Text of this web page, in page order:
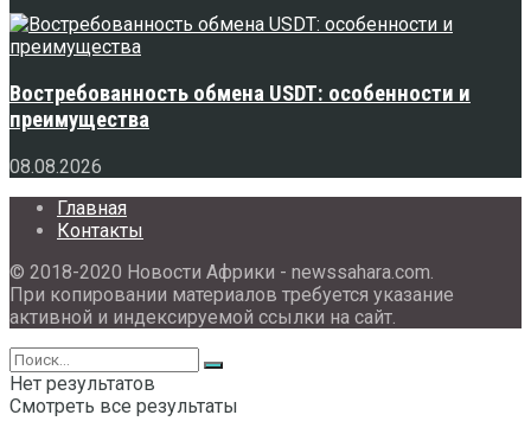
Востребованность обмена USDT: особенности и
преимущества
08.08.2026
Главная
Контакты
© 2018-2020 Новости Африки - newssahara.com.
При копировании материалов требуется указание
активной и индексируемой ссылки на сайт.
Нет результатов
Смотреть все результаты